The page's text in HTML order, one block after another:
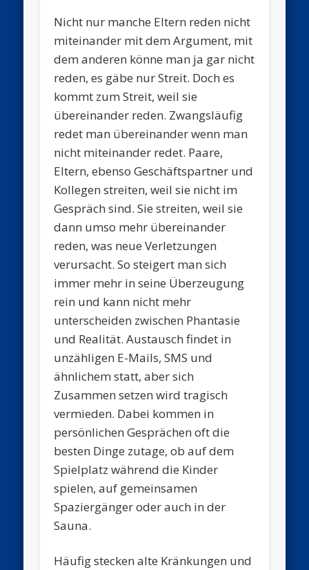
Nicht nur manche Eltern reden nicht
miteinander mit dem Argument, mit
dem anderen könne man ja gar nicht
reden, es gäbe nur Streit. Doch es
kommt zum Streit, weil sie
übereinander reden. Zwangsläufig
redet man übereinander wenn man
nicht miteinander redet. Paare,
Eltern, ebenso Geschäftspartner und
Kollegen streiten, weil sie nicht im
Gespräch sind. Sie streiten, weil sie
dann umso mehr übereinander
reden, was neue Verletzungen
verursacht. So steigert man sich
immer mehr in seine Überzeugung
rein und kann nicht mehr
unterscheiden zwischen Phantasie
und Realität. Austausch findet in
unzähligen E-Mails, SMS und
ähnlichem statt, aber sich
Zusammen setzen wird tragisch
vermieden. Dabei kommen in
persönlichen Gesprächen oft die
besten Dinge zutage, ob auf dem
Spielplatz während die Kinder
spielen, auf gemeinsamen
Spaziergänger oder auch in der
Sauna.
Häufig stecken alte Kränkungen und